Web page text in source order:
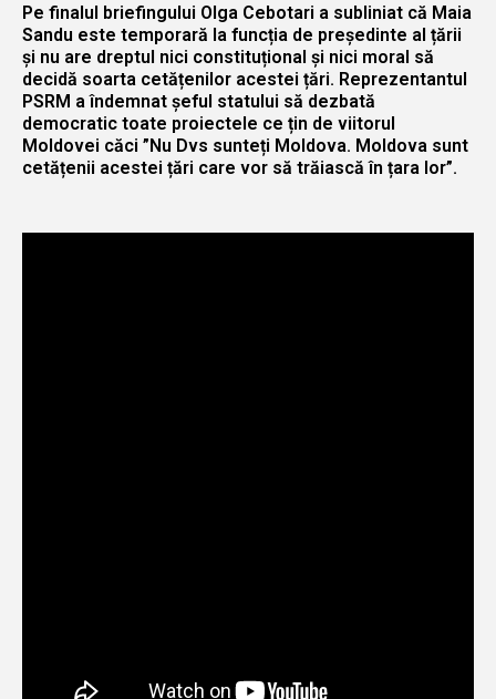
Pe finalul briefingului Olga Cebotari a subliniat că Maia
Sandu este temporară la funcția de președinte al țării
și nu are dreptul nici constituțional și nici moral să
decidă soarta cetățenilor acestei țări. Reprezentantul
PSRM a îndemnat șeful statului să dezbată
democratic toate proiectele ce țin de viitorul
Moldovei căci ”Nu Dvs sunteți Moldova. Moldova sunt
cetățenii acestei țări care vor să trăiască în țara lor”.